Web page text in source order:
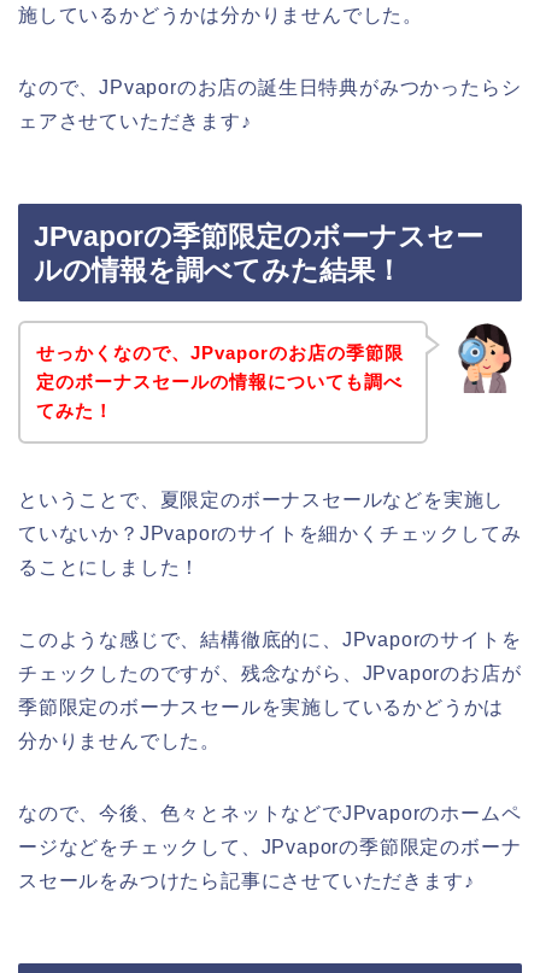
施しているかどうかは分かりませんでした。
なので、JPvaporのお店の誕生日特典がみつかったらシ
ェアさせていただきます♪
JPvaporの季節限定のボーナスセー
ルの情報を調べてみた結果！
せっかくなので、JPvaporのお店の季節限
定のボーナスセールの情報についても調べ
てみた！
ということで、夏限定のボーナスセールなどを実施し
ていないか？JPvaporのサイトを細かくチェックしてみ
ることにしました！
このような感じで、結構徹底的に、JPvaporのサイトを
チェックしたのですが、残念ながら、JPvaporのお店が
季節限定のボーナスセールを実施しているかどうかは
分かりませんでした。
なので、今後、色々とネットなどでJPvaporのホームペ
ージなどをチェックして、JPvaporの季節限定のボーナ
スセールをみつけたら記事にさせていただきます♪